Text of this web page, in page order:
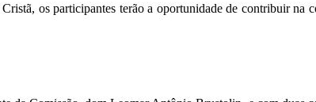
os participantes terão a oportunidade de contribuir na